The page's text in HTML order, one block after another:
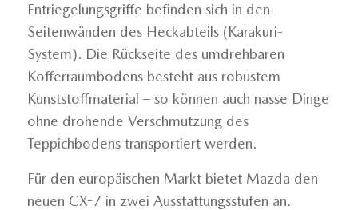
Entriegelungsgriffe befinden sich in den
Seitenwänden des Heckabteils (Karakuri-
System). Die Rückseite des umdrehbaren
Kofferraumbodens besteht aus robustem
Kunststoffmaterial – so können auch nasse Dinge
ohne drohende Verschmutzung des
Teppichbodens transportiert werden.
Für den europäischen Markt bietet Mazda den
neuen CX-7 in zwei Ausstattungsstufen an.